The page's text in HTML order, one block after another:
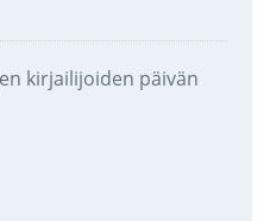
kirjailijoiden päivän